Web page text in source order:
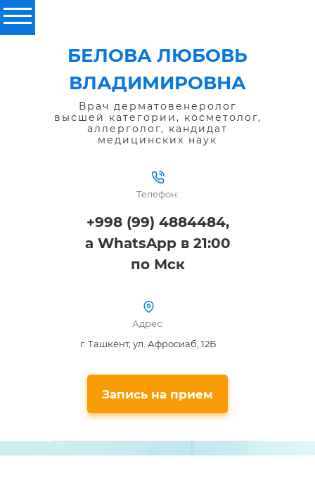
БЕЛОВА ЛЮБОВЬ
ВЛАДИМИРОВНА
Врач дерматовенеролог
высшей категории, косметолог,
аллерголог, кандидат
медицинских наук
Телефон:
+998 (99) 4884484,
а WhatsApp в 21:00
по Мск
Адрес:
г. Ташкент, ул. Афросиаб, 12Б
Запись на прием